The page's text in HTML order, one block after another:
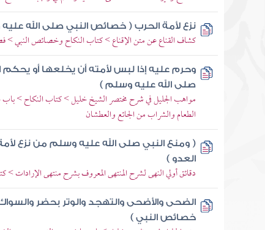
نزع لأمة الحرب ( خصائص النبي صلى الله
كشاف القناع عن متن الإقناع > كتاب النكاح وخصائص النبي
وحرم عليه إذا لبس لأمته أن يخلعها أو يحكم
صلى الله عليه وسلم )
مواهب الجليل في شرح مختصر الشيخ خليل > كتاب النكاح > باب
الطعام والشراب من الجائع والعطشان
( ومنع النبي صلى الله عليه وسلم من نزع
العدو )
دقائق أولي النهى لشرح المنتهى المعروف بشرح منتهى الإرادات >
الضحى والأضحى والتهجد والوتر بحضر
خصائص النبي )